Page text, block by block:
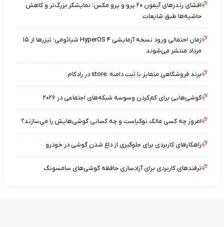
افشای رندرهای آیفون ۲۰ پرو و پرو مکس؛ نمایشگر بزرگ‌تر و کاهش
حاشیه‌ها طبق شایعات
زمان احتمالی ورود نسخه آزمایشی HyperOS ۴ شیائومی؛ تیزرها از ۱۵
مرداد منتشر می‌شوند
برند فروشگاهی متمایز با ثبت دامنه .store در رادکام
گوشی‌هایی برای کم‌کردن وسوسه شبکه‌های اجتماعی در ۲۰۲۶
امروز چه کسی مالک نوکیاست و چه کسانی گوشی‌هایش را می‌سازند؟
راهکارهای کاربردی برای جلوگیری از داغ شدن گوشی در خودرو
ترفندهای کاربردی برای آزادسازی حافظه گوشی‌های سامسونگ